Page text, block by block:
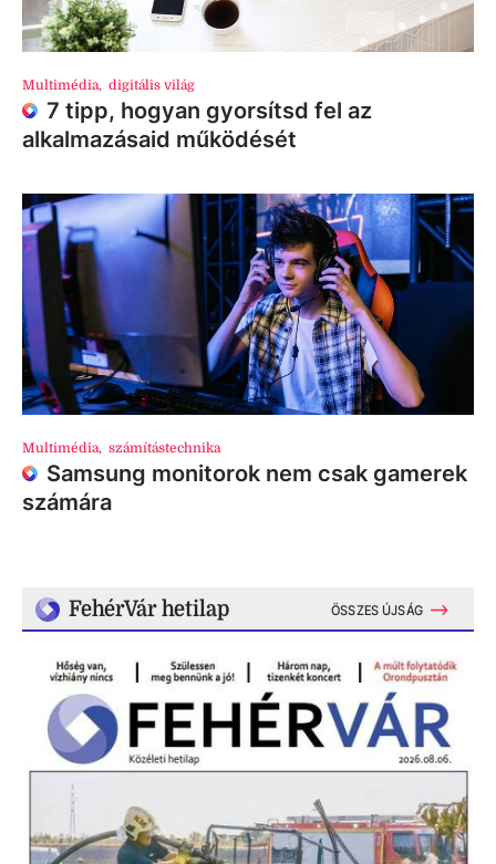
Multimédia, digitális világ
7 tipp, hogyan gyorsítsd fel az
alkalmazásaid működését
Multimédia, számítástechnika
Samsung monitorok nem csak gamerek
számára
FehérVár hetilap ÖSSZES ÚJSÁG